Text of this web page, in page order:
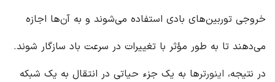
خروجی توربین‌های بادی استفاده می‌شوند و به آن‌ها اجازه
می‌دهند تا به طور مؤثر با تغییرات در سرعت باد سازگار شوند.
در نتیجه، اینورترها به یک جزء حیاتی در انتقال به یک شبکه